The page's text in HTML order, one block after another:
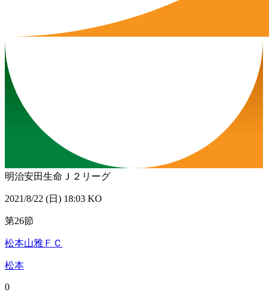
明治安田生命Ｊ２リーグ
2021/8/22 (日) 18:03 KO
第26節
松本山雅ＦＣ
松本
0